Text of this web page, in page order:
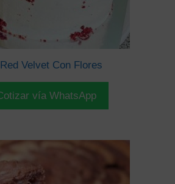
Velvet Con Flores
vía WhatsApp